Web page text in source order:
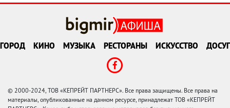
ГОРОД КИНО МУЗЫКА РЕСТОРАНЫ ИСКУССТВО ДОСУГ
© 2000-2024, ТОВ «КЕПРЕЙТ ПАРТНЕРС». Все права защищены. Все права на
материалы, опубликованные на данном ресурсе, принадлежат ТОВ «КЕПРЕЙТ